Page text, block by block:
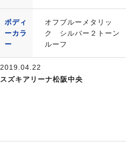
ボディ
ーカラ
ー
オフブルーメタリッ
ク シルバー２トーン
ルーフ
2019.04.22
スズキアリーナ松阪中央